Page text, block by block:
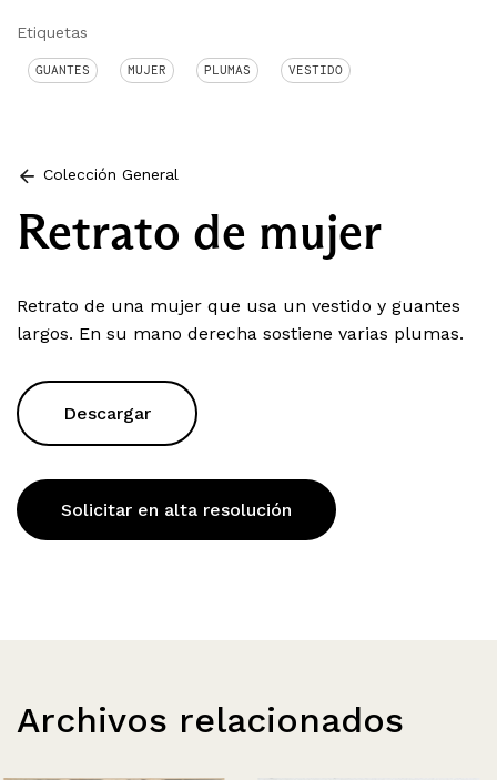
Etiquetas
GUANTES MUJER PLUMAS VESTIDO
Colección General
Retrato de mujer
Retrato de una mujer que usa un vestido y guantes
largos. En su mano derecha sostiene varias plumas.
Descargar
Solicitar en alta resolución
Archivos relacionados